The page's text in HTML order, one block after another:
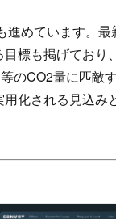
めています。最
標も掲げてお
のCO2量に匹敵
化される見込